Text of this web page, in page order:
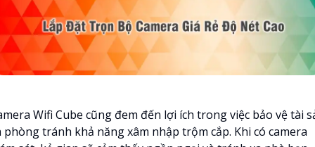
Wifi Cube cũng đem đến lợi ích trong việc bảo vệ tài
phòng tránh khả năng xâm nhập trộm cắp. Khi có camera